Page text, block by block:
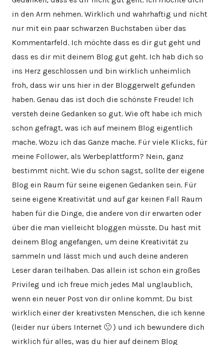
in den Arm nehmen. Wirklich und wahrhaftig und nicht
nur mit ein paar schwarzen Buchstaben über das
Kommentarfeld. Ich möchte dass es dir gut geht und
dass es dir mit deinem Blog gut geht. Ich hab dich so
ins Herz geschlossen und bin wirklich unheimlich
froh, dass wir uns hier in der Bloggerwelt gefunden
haben. Genau das ist doch die schönste Freude! Ich
versteh deine Gedanken so gut. Wie oft habe ich mich
schon gefragt, was ich auf meinem Blog eigentlich
mache. Wozu ich das Ganze mache. Für viele Klicks, für
meine Follower, als Werbeplattform? Nein, ganz
bestimmt nicht. Wie du schon sagst, sollte der eigene
Blog ein Raum für seine eigenen Gedanken sein. Für
seine eigene Kreativität und auf gar keinen Fall Raum
haben für die Dinge, die andere von dir erwarten oder
über die man vielleicht bloggen müsste. Du hast mit
deinem Blog angefangen, um deine Kreativität zu
sammeln und lässt mich und auch deine anderen
Leser daran teilhaben. Das allein ist schon ein großes
Privileg und ich freue mich jedes Mal unglaublich,
wenn ein neuer Post von dir online kommt. Du bist
wirklich einer der kreativsten Menschen, die ich kenne
(leider nur übers Internet 🙁 ) und ich bewundere dich
wirklich für alles, was du hier auf deinem Blog